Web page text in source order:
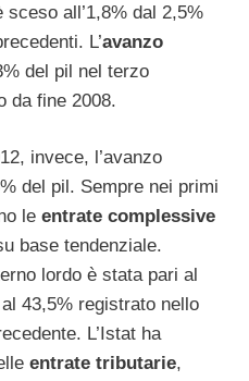
all’1,8% dal 2,5%
L’avanzo
del pil nel terzo
da fine 2008.
invece, l’avanzo
del pil. Sempre nei primi
le entrate complessive
base tendenziale.
lordo è stata pari al
43,5% registrato nello
L’Istat ha
entrate tributarie,